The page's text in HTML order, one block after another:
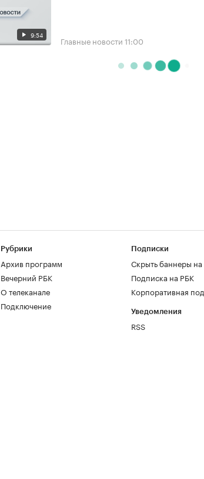
9:54 Главные новости 11:00
Рубрики
Архив программ
Вечерний РБК
О телеканале
Подключение
Подписки
Скрыть баннеры
Подписка на РБК
Корпоративная
Уведомления
RSS